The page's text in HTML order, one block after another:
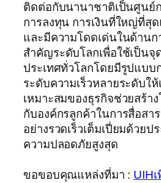
ติดต่อกับนานาชาติเป็นศูนย์
การลงทุน การเงินที่ใหญ่ที่สุด
และมีความโดดเด่นในด้าน
สำคัญระดับโลกเพื่อใช้เป็นจุ
ประเทศทั่วโลกโดยมีรูปแบบ
ระดับความเร็วหลายระดับใ
เหมาะสมของธุรกิจช่วยสร้า
กับองค์กรลูกค้าในการสื่อสา
อย่างรวดเร็วเต็มเปี่ยมด้วยป
ความปลอดภัยสูงสุด
ขอขอบคุณแหล่งที่มา : UIH